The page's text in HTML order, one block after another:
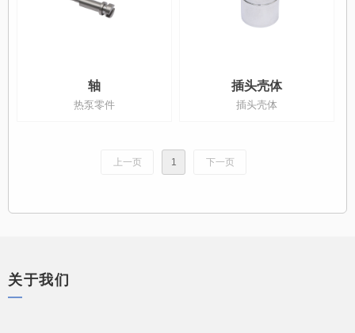
轴
热泵零件
插头壳体
插头壳体
上一页 1 下一页
关于我们
—